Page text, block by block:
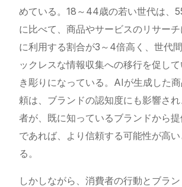
めている。18～44歳の若い世代は、
に比べて、商品やサービスのリサー
に利用する割合が3～4倍高く、世代
ックレスな情報収集への移行を促し
き彫りになっている。AIが生成した
頼は、ブランドの認知度にも影響さ
者が、既に知っているブランドから
であれば、より信頼する可能性が高
る。
しかしながら、消費者の行動とブラ